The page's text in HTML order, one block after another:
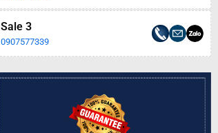
Sale 3
0907577339